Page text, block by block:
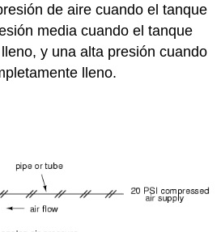
de aire cuando el tanque
media cuando el tanque
y una alta presión cuando
lleno.